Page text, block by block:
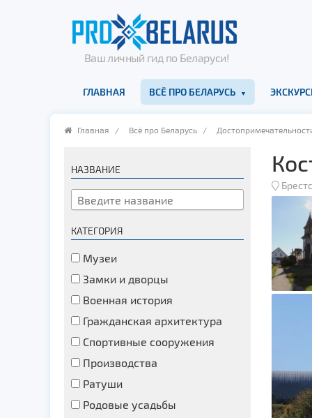
Ваш личный гид по Беларуси!
ГЛАВНАЯ ВСЁ ПРО БЕЛАРУСЬ
Главная / Всё про Беларусь /
НАЗВАНИЕ
КАТЕГОРИЯ
Музеи
Замки и дворцы
Военная история
Гражданская архитектура
Спортивные сооружения
Производства
Ратуши
Родовые усадьбы